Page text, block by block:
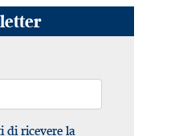
di ricevere la